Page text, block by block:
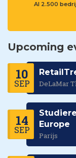
Al 2.500
Upcoming
10
SEP DeLaMar
14
SEP
Europe
Parijs